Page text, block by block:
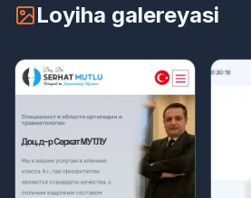
Loyiha galereyasi